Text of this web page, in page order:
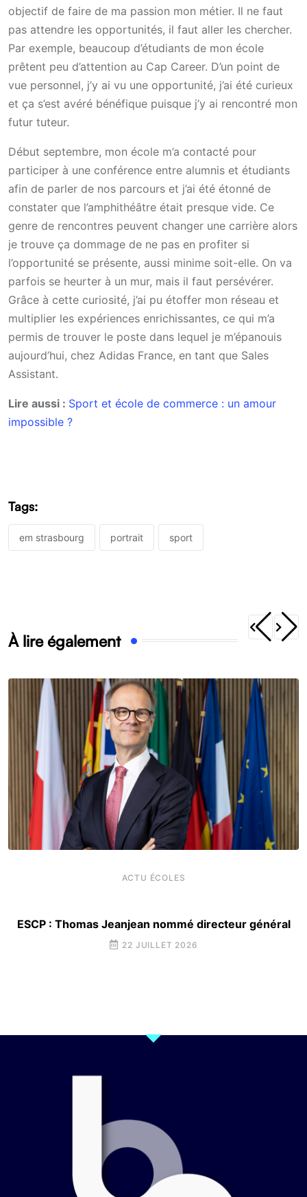
objectif de faire de ma passion mon métier. Il ne faut
pas attendre les opportunités, il faut aller les chercher.
Par exemple, beaucoup d’étudiants de mon école
prêtent peu d’attention au Cap Career. D’un point de
vue personnel, j’y ai vu une opportunité, j’ai été curieux
et ça s’est avéré bénéfique puisque j’y ai rencontré mon
futur tuteur.
Début septembre, mon école m’a contacté pour
participer à une conférence entre alumnis et étudiants
afin de parler de nos parcours et j’ai été étonné de
constater que l’amphithéâtre était presque vide. Ce
genre de rencontres peuvent changer une carrière alors
je trouve ça dommage de ne pas en profiter si
l’opportunité se présente, aussi minime soit-elle. On va
parfois se heurter à un mur, mais il faut persévérer.
Grâce à cette curiosité, j’ai pu étoffer mon réseau et
multiplier les expériences enrichissantes, ce qui m’a
permis de trouver le poste dans lequel je m’épanouis
aujourd’hui, chez Adidas France, en tant que Sales
Assistant.
Lire aussi : Sport et école de commerce : un amour
impossible ?
Tags:
em strasbourg portrait sport
À lire également
ACTU ÉCOLES
ESCP : Thomas Jeanjean nommé directeur général
22 JUILLET 2026